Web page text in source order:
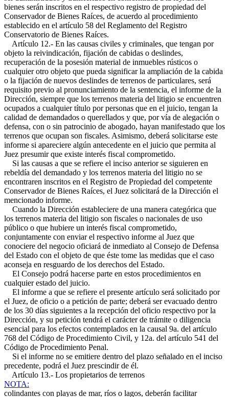
bienes serán inscritos en el respectivo registro de propiedad del
Conservador de Bienes Raíces, de acuerdo al procedimiento
establecido en el artículo 58 del Reglamento del Registro
Conservatorio de Bienes Raíces.
Artículo 12.- En las causas civiles y criminales, que tengan por
objeto la reivindicación, fijación de cabidas o deslindes,
recuperación de la posesión material de inmuebles rústicos o
cualquier otro objeto que pueda significar la ampliación de la cabida
o la fijación de nuevos deslindes de terrenos de particulares, será
requisito previo al pronunciamiento de la sentencia, el informe de la
Dirección, siempre que los terrenos materia del litigio se encuentren
ocupados a cualquier título por personas que en el juicio, tengan la
calidad de demandados o querellados y que, por vía de alegación o
defensa, con o sin patrocinio de abogado, hayan manifestado que los
terrenos que ocupan son fiscales. Asimismo, deberá solicitarse este
informe si apareciere algún antecedente en el juicio que permita al
Juez presumir que existe interés fiscal comprometido.
Si las causas a que se refiere el inciso anterior se siguieren en
rebeldía del demandado y los terrenos materia del litigio no se
encontraren inscritos en el Registro de Propiedad del competente
Conservador de Bienes Raíces, el Juez solicitará de la Dirección el
mencionado informe.
Cuando la Dirección estableciere de una manera categórica que
los terrenos materia del litigio son fiscales o nacionales de uso
público o que hubiere un interés fiscal comprometido,
conjuntamente con enviar el respectivo informe al Juez que
conociere del negocio oficiará de inmediato al Consejo de Defensa
del Estado con el objeto de que éste tome las medidas que el caso
aconseja en resguardo de los derechos del Estado.
El Consejo podrá hacerse parte en estos procedimientos en
cualquier estado del juicio.
El informe a que se refiere el presente artículo será solicitado por
el Juez, de oficio o a petición de parte; deberá ser evacuado dentro
de los 30 días siguientes a la recepción del oficio respectivo por la
Dirección, y su petición tendrá el carácter de trámite o diligencia
esencial para los efectos contemplados en la causal 9a. del artículo
768 del Código de Procedimiento Civil, y 12a. del artículo 541 del
Código de Procedimiento Penal.
Si el informe no se emitiere dentro del plazo señalado en el inciso
precedente, podrá el Juez prescindir de él.
Artículo 13.- Los propietarios de terrenos
NOTA:
colindantes con playas de mar, ríos o lagos, deberán facilitar